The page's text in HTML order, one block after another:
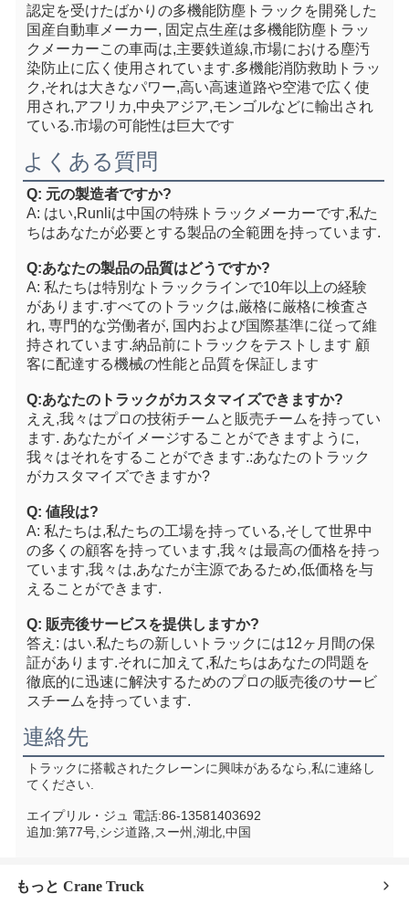
認定を受けたばかりの多機能防塵トラックを開発した
国産自動車メーカー, 固定点生産は多機能防塵トラッ
クメーカーこの車両は,主要鉄道線,市場における塵汚
染防止に広く使用されています.多機能消防救助トラッ
ク,それは大きなパワー,高い高速道路や空港で広く使
用され,アフリカ,中央アジア,モンゴルなどに輸出され
ている.市場の可能性は巨大です
よくある質問
Q: 元の製造者ですか?
A: はい,Runliは中国の特殊トラックメーカーです,私た
ちはあなたが必要とする製品の全範囲を持っています.
Q:あなたの製品の品質はどうですか?
A: 私たちは特別なトラックラインで10年以上の経験
があります.すべてのトラックは,厳格に厳格に検査さ
れ, 専門的な労働者が, 国内および国際基準に従って維
持されています.納品前にトラックをテストします 顧
客に配達する機械の性能と品質を保証します
Q:あなたのトラックがカスタマイズできますか?
ええ,我々はプロの技術チームと販売チームを持ってい
ます. あなたがイメージすることができますように,
我々はそれをすることができます.:あなたのトラック
がカスタマイズできますか?
Q: 値段は?
A: 私たちは,私たちの工場を持っている,そして世界中
の多くの顧客を持っています,我々は最高の価格を持っ
ています,我々は,あなたが主源であるため,低価格を与
えることができます.
Q: 販売後サービスを提供しますか?
答え: はい.私たちの新しいトラックには12ヶ月間の保
証があります.それに加えて,私たちはあなたの問題を
徹底的に迅速に解決するためのプロの販売後のサービ
スチームを持っています.
連絡先
トラックに搭載されたクレーンに興味があるなら,私に連絡し
てください.
エイプリル・ジュ 電話:86-13581403692
追加:第77号,シジ道路,スー州,湖北,中国
もっと Crane Truck